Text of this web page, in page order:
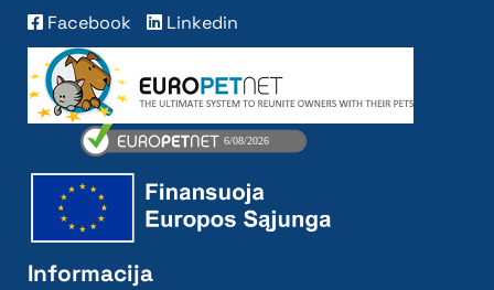
Facebook
Linkedin
Informacija